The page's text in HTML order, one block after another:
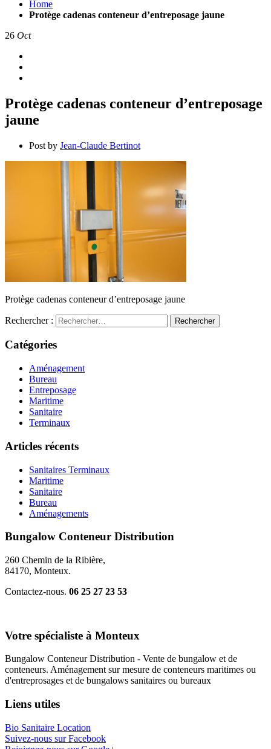
Home
Protège cadenas conteneur d’entreposage jaune
26 Oct
Protège cadenas conteneur d’entreposage
jaune
Post by Jean-Claude Bertinot
Protège cadenas conteneur d’entreposage jaune
Rechercher :
Catégories
Aménagement
Bureau
Entreposage
Maritime
Sanitaire
Terminaux
Articles récents
Sanitaires Terminaux
Maritime
Sanitaire
Bureau
Aménagements
Bungalow Conteneur Distribution
260 Chemin de la Ribière,
84170, Monteux.
Contactez-nous. 06 25 27 23 53
Votre spécialiste à Monteux
Bungalow Conteneur Distribution - Vente de bungalow et de
conteneurs. Aménagement sur mesure de conteneurs maritimes ou
d'entreprosages et de bungalows sanitaires ou bureaux
Liens utiles
Bio Sanitaire Location
Suivez-nous sur Facebook